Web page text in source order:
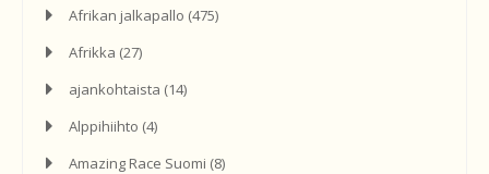
Afrikan jalkapallo (475)
Afrikka (27)
ajankohtaista (14)
Alppihiihto (4)
Amazing Race Suomi (8)